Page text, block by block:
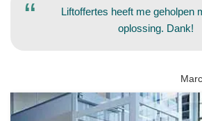
Liftoffertes heeft me geholpen
oplossing. Dank!